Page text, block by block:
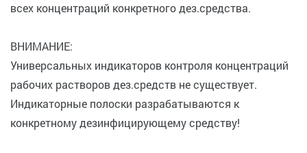
всех концентраций конкретного дез.средства.
ВНИМАНИЕ:
Универсальных индикаторов контроля концентраций
рабочих растворов дез.средств не существует.
Индикаторные полоски разрабатываются к
конкретному дезинфицирующему средству!